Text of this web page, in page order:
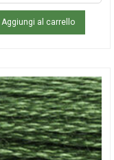
Aggiungi al carrello